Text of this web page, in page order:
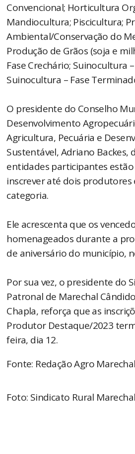
Convencional; Horticultura
Mandiocultura; Piscicultura;
Ambiental/Conservação do
Produção de Grãos (soja e
Fase Crechário; Suinocultura
Suinocultura – Fase
O presidente do Conselho
Desenvolvimento
Agricultura, Pecuária e
Sustentável, Adriano Backes,
entidades participantes
inscrever até dois produtores
categoria.
Ele acrescenta que os
homenageados durante a
de aniversário do município,
Por sua vez, o presidente do
Patronal de Marechal
Chapla, reforça que as
Produtor Destaque/2023
feira, dia 12.
Fonte: Redação Agro Marechal
Foto: Sindicato Rural